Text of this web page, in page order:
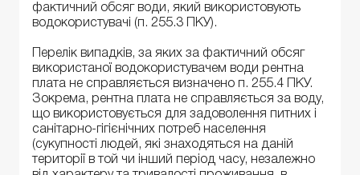
фактичний обсяг води, який використовують
водокористувачі (п. 255.3 ПКУ).
Перелік випадків, за яких за фактичний обсяг
використаної водокористувачем води рентна
плата не справляється визначено п. 255.4 ПКУ.
Зокрема, рентна плата не справляється за воду,
що використовується для задоволення питних і
санітарно-гігієнічних потреб населення
(сукупності людей, які знаходяться на даній
території в той чи інший період часу, незалежно